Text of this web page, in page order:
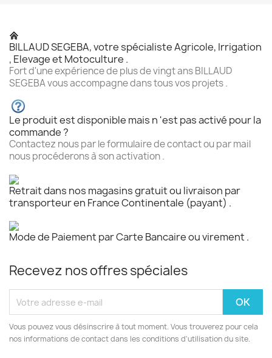
BILLAUD SEGEBA, votre spécialiste Agricole, Irrigation
, Elevage et Motoculture .
Fort d'une expérience de plus de vingt ans BILLAUD
SEGEBA vous accompagne dans tous vos projets .
Le produit est disponible mais n 'est pas activé pour la
commande ?
Contactez nous par le formulaire de contact ou par mail
nous procéderons à son activation .
Retrait dans nos magasins gratuit ou livraison par
transporteur en France Continentale (payant) .
Mode de Paiement par Carte Bancaire ou virement .
Recevez nos offres spéciales
Vous pouvez vous désinscrire à tout moment. Vous trouverez pour cela
nos informations de contact dans les conditions d'utilisation du site.